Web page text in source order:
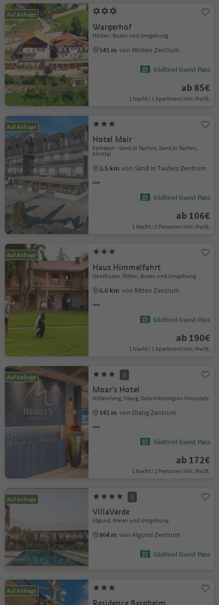
Auf Anfrage
Wargerhof
Mölten, Bozen und Umgebung
541 m von Mölten Zentrum
Südtirol Guest Pass
ab 85€
1 Nacht / 1 Apartment Inkl. MwSt.
Auf Anfrage
Hotel Mair
Kematen - Sand in Taufers, Sand in Taufers,
Ahrntal
2.5 km von Sand in Taufers Zentrum
Südtirol Guest Pass
ab 106€
1 Nacht / 2 Personen Inkl. MwSt.
Auf Anfrage
Haus Himmelfahrt
Oberbozen, Ritten, Bozen und Umgebung
6.0 km von Ritten Zentrum
Südtirol Guest Pass
ab 190€
1 Nacht / 1 Apartment Inkl. MwSt.
Auf Anfrage S
Moar's Hotel
Mitterolang, Olang, Dolomitenregion Kronplatz
141 m von Olang Zentrum
Südtirol Guest Pass
ab 172€
1 Nacht / 2 Personen Inkl. MwSt.
Auf Anfrage S
VillaVerde
Algund, Meran und Umgebung
864 m von Algund Zentrum
Südtirol Guest Pass
Auf Anfrage